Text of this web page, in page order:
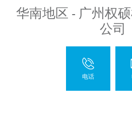
华南地区 - 广州权
公司